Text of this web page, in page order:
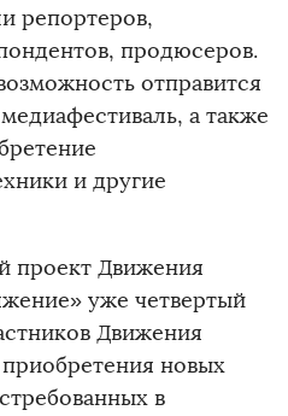
репортеров,
продюсеров.
отправится
а также
и другие
Движения
уже четвертый
Движения
новых
в